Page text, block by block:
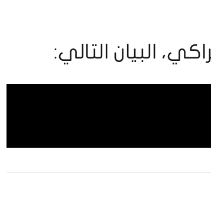
البيان التالي: